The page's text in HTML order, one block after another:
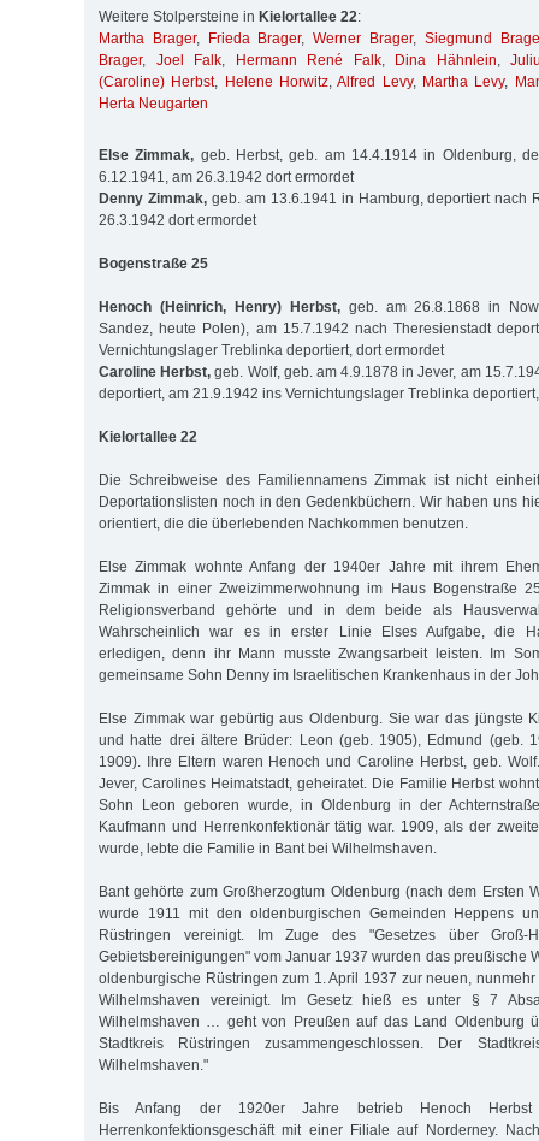
Weitere Stolpersteine in Kielortallee 22:
Martha Brager, Frieda Brager,Werner Brager, Siegmund
Brager, Joel Falk, Hermann René Falk, Dina Hähnlein,
(Caroline) Herbst, Helene Horwitz,Alfred Levy, Martha Levy,
Herta Neugarten
Else Zimmak, geb. Herbst, geb. am 14.4.1914 in Oldenburg,
6.12.1941, am 26.3.1942 dort ermordet
Denny Zimmak,geb. am 13.6.1941 in Hamburg, deportiert nach
26.3.1942 dort ermordet
Bogenstraße 25
Henoch (Heinrich, Henry) Herbst,geb. am 26.8.1868 in
Sandez, heute Polen), am 15.7.1942 nach Theresienstadt
Vernichtungslager Treblinka deportiert, dort ermordet
Caroline Herbst, geb. Wolf, geb. am 4.9.1878 in Jever, am
deportiert, am 21.9.1942 ins Vernichtungslager Treblinka
Kielortallee 22
Die Schreibweise des Familiennamens Zimmak ist nicht
Deportationslisten noch in den Gedenkbüchern. Wir haben uns
orientiert, die die überlebenden Nachkommen benutzen.
Else Zimmak wohnte Anfang der 1940er Jahre mit ihrem
Zimmak in einer Zweizimmerwohnung im Haus Bogenstraße
Religionsverband gehörte und in dem beide als
Wahrscheinlich war es in erster Linie Elses Aufgabe, die
erledigen, denn ihr Mann musste Zwangsarbeit leisten. Im
gemeinsame Sohn Denny im Israelitischen Krankenhaus in der
Else Zimmak war gebürtig aus Oldenburg. Sie war das jüngste
und hatte drei ältere Brüder: Leon (geb. 1905), Edmund (geb.
1909). Ihre Eltern waren Henoch und Caroline Herbst, geb.
Jever, Carolines Heimatstadt, geheiratet. Die Familie Herbst
Sohn Leon geboren wurde, in Oldenburg in der
Kaufmann und Herrenkonfektionär tätig war. 1909, als der
wurde, lebte die Familie in Bant bei Wilhelmshaven.
Bant gehörte zum Großherzogtum Oldenburg (nach dem Ersten
wurde 1911 mit den oldenburgischen Gemeinden Heppens
Rüstringen vereinigt. Im Zuge des "Gesetzes über Groß-
Gebietsbereinigungen" vom Januar 1937 wurden das preußische
oldenburgische Rüstringen zum 1. April 1937 zur neuen,
Wilhelmshaven vereinigt. Im Gesetz hieß es unter § 7
Wilhelmshaven … geht von Preußen auf das Land Oldenburg
Stadtkreis Rüstringen zusammengeschlossen. Der
Wilhelmshaven."
Bis Anfang der 1920er Jahre betrieb Henoch
Herrenkonfektionsgeschäft mit einer Filiale auf Norderney.